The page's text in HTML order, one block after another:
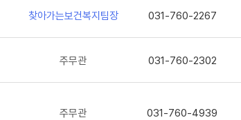
찾아가는보건복지팀장 031-760-2267
주무관 031-760-2302
주무관 031-760-4939